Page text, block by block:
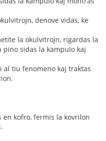
denove vidas, ke
la okulvitrojn, rigardas la
pino sidas la kampulo kaj
al tiu fenomeno kaj traktas
en kofro, fermis la kovrilon